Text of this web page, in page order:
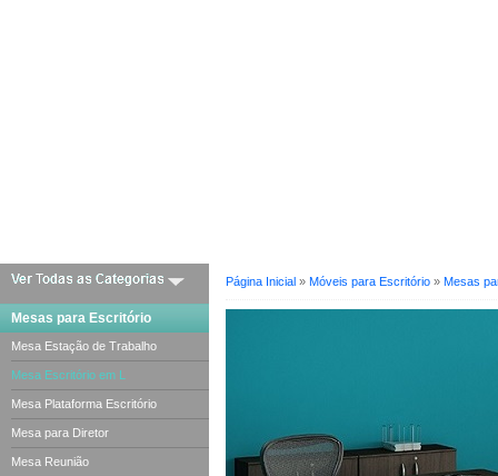
Mesas para Escritório
Mesa Estação de Trabalho
Mesa Escritório em L
Mesa Plataforma Escritório
Mesa para Diretor
Mesa Reunião
Página Inicial » Móveis para Escritório » Mesas